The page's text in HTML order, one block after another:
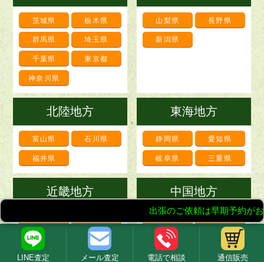
LINE査定 メール査定 電話で相談 通信販売
茨城県 栃木県
群馬県 埼玉県
千葉県 東京都
神奈川県
山梨県 長野県
新潟県
北陸地方
富山県 石川県
福井県
東海地方
静岡県 愛知県
岐阜県 三重県
近畿地方
大阪府 兵庫県
奈良県 和歌山県
中国地方
岡山県 広島県
山口県